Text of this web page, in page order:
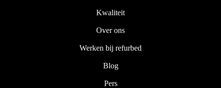
Kwaliteit
Over ons
Werken bij refurbed
Blog
Pers